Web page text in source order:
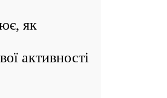
як
активності